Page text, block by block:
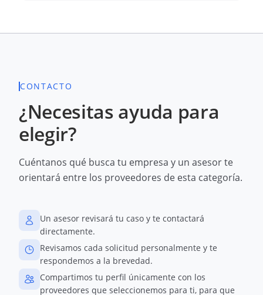
CONTACTO
¿Necesitas ayuda para
elegir?
Cuéntanos qué busca tu empresa y un asesor te
orientará entre los proveedores de esta categoría.
Un asesor revisará tu caso y te contactará
directamente.
Revisamos cada solicitud personalmente y te
respondemos a la brevedad.
Compartimos tu perfil únicamente con los
proveedores que seleccionemos para ti, para que